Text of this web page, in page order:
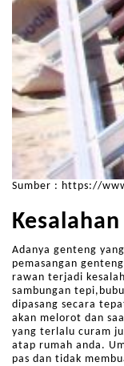
Sumber : https://
Adanya genteng
pemasangan
rawan terjadi
sambungan
dipasang secara
akan melorot dan
yang terlalu curam
atap rumah anda.
pas dan tidak